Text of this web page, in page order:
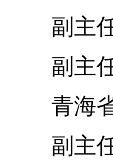
副主任
副主任
青海省
副主